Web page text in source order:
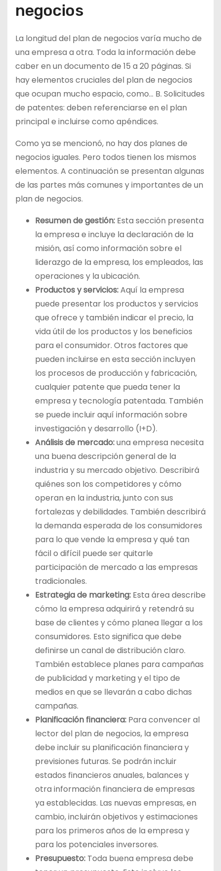
negocios
La longitud del plan de negocios varía mucho de
una empresa a otra. Toda la información debe
caber en un documento de 15 a 20 páginas. Si
hay elementos cruciales del plan de negocios
que ocupan mucho espacio, como… B. Solicitudes
de patentes: deben referenciarse en el plan
principal e incluirse como apéndices.
Como ya se mencionó, no hay dos planes de
negocios iguales. Pero todos tienen los mismos
elementos. A continuación se presentan algunas
de las partes más comunes y importantes de un
plan de negocios.
Resumen de gestión: Esta sección presenta
la empresa e incluye la declaración de la
misión, así como información sobre el
liderazgo de la empresa, los empleados, las
operaciones y la ubicación.
Productos y servicios:Aquí la empresa
puede presentar los productos y servicios
que ofrece y también indicar el precio, la
vida útil de los productos y los beneficios
para el consumidor. Otros factores que
pueden incluirse en esta sección incluyen
los procesos de producción y fabricación,
cualquier patente que pueda tener la
empresa y tecnología patentada. También
se puede incluir aquí información sobre
investigación y desarrollo (I+D).
Análisis de mercado:una empresa necesita
una buena descripción general de la
industria y su mercado objetivo. Describirá
quiénes son los competidores y cómo
operan en la industria, junto con sus
fortalezas y debilidades. También describirá
la demanda esperada de los consumidores
para lo que vende la empresa y qué tan
fácil o difícil puede ser quitarle
participación de mercado a las empresas
tradicionales.
Estrategia de marketing: Esta área describe
cómo la empresa adquirirá y retendrá su
base de clientes y cómo planea llegar a los
consumidores. Esto significa que debe
definirse un canal de distribución claro.
También establece planes para campañas
de publicidad y marketing y el tipo de
medios en que se llevarán a cabo dichas
campañas.
Planificación financiera: Para convencer al
lector del plan de negocios, la empresa
debe incluir su planificación financiera y
previsiones futuras. Se podrán incluir
estados financieros anuales, balances y
otra información financiera de empresas
ya establecidas. Las nuevas empresas, en
cambio, incluirán objetivos y estimaciones
para los primeros años de la empresa y
para los potenciales inversores.
Presupuesto: Toda buena empresa debe